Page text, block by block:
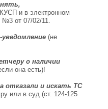
и в электронном
№3 от 07/02/11.
(не
о наличии
она есть)!
отказали и искать ТС
или в суд (ст. 124-125